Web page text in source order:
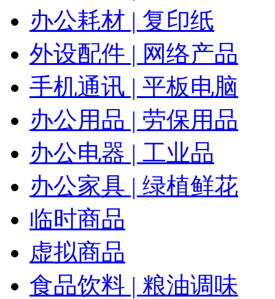
办公耗材 | 复印纸
外设配件 | 网络产品
手机通讯 | 平板电脑
办公用品 | 劳保用品
办公电器 | 工业品
办公家具 | 绿植鲜花
临时商品
虚拟商品
食品饮料 | 粮油调味